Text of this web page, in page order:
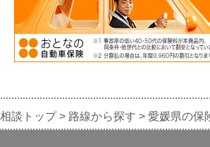
談トップ 路線から探す 愛媛県の保